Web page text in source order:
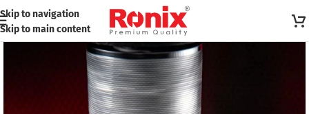
Skip to navigation
Skip to main content